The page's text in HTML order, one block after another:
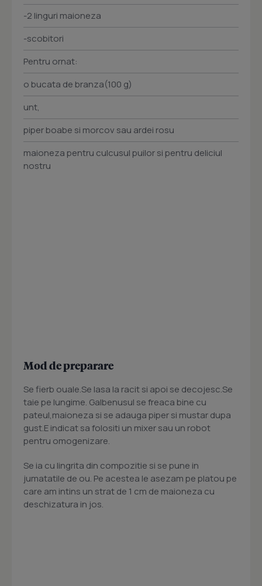
-2 linguri maioneza
-scobitori
Pentru ornat:
o bucata de branza(100 g)
unt,
piper boabe si morcov sau ardei rosu
maioneza pentru culcusul puilor si pentru deliciul
nostru
Mod de preparare
Se fierb ouale.Se lasa la racit si apoi se decojesc.Se
taie pe lungime. Galbenusul se freaca bine cu
pateul,maioneza si se adauga piper si mustar dupa
gust.E indicat sa folositi un mixer sau un robot
pentru omogenizare.
Se ia cu lingrita din compozitie si se pune in
jumatatile de ou. Pe acestea le asezam pe platou pe
care am intins un strat de 1 cm de maioneza cu
deschizatura in jos.